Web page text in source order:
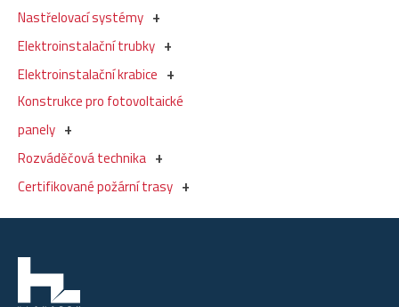
Nastřelovací systémy
Elektroinstalační trubky
Elektroinstalační krabice
Konstrukce pro fotovoltaické
panely
Rozváděčová technika
Certifikované požární trasy